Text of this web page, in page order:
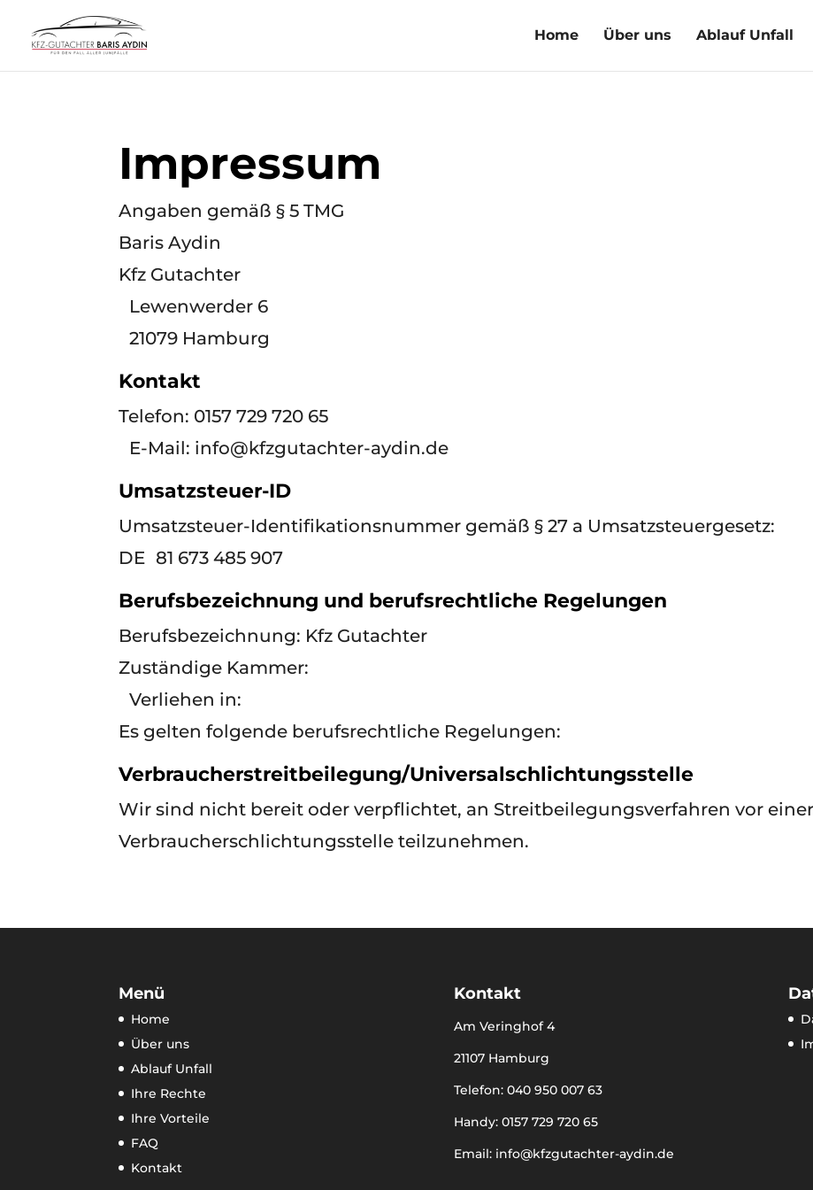
Home Über uns Ablauf Unfall
Impressum
Angaben gemäß § 5 TMG
Baris Aydin
Kfz Gutachter
Lewenwerder 6
21079 Hamburg
Kontakt
Telefon: 0157 729 720 65
E-Mail: info@kfzgutachter-aydin.de
Umsatzsteuer-ID
Umsatzsteuer-Identifikationsnummer gemäß § 27 a Umsatzsteuergesetz:
DE 81 673 485 907
Berufsbezeichnung und berufsrechtliche Regelungen
Berufsbezeichnung: Kfz Gutachter
Zuständige Kammer:
Verliehen in:
Es gelten folgende berufsrechtliche Regelungen:
Verbraucher­streit­beilegung/Universal­schlichtungs­stelle
Wir sind nicht bereit oder verpflichtet, an Streitbeilegungsverfahren vor einer
Verbraucherschlichtungsstelle teilzunehmen.
Menü
Home
Über uns
Ablauf Unfall
Ihre Rechte
Ihre Vorteile
FAQ
Kontakt
Kontakt
Am Veringhof 4
21107 Hamburg
Telefon: 040 950 007 63
Handy: 0157 729 720 65
Email: info@kfzgutachter-aydin.de